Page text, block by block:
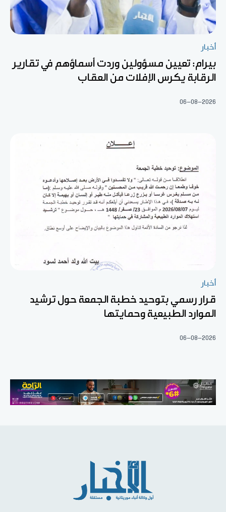
أخبار
بيرام: تعيين مسؤولين وردت أسماؤهم في تقارير
الرقابة يكرس الإفلات من العقاب
06-08-2026
أخبار
قرار رسمي بتوحيد خطبة الجمعة حول ترشيد
الموارد الطبيعية وحمايتها
06-08-2026